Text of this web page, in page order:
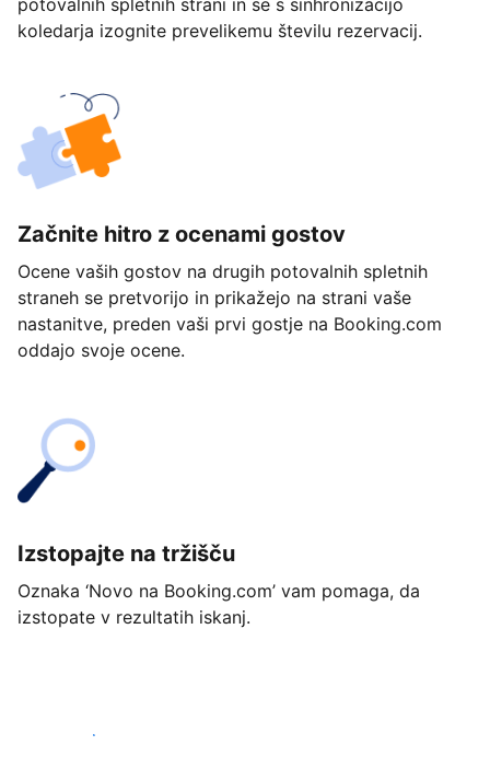
potovalnih spletnih strani in se s sinhronizacijo
koledarja izognite prevelikemu številu rezervacij.
Začnite hitro z ocenami gostov
Ocene vaših gostov na drugih potovalnih spletnih
straneh se pretvorijo in prikažejo na strani vaše
nastanitve, preden vaši prvi gostje na Booking.com
oddajo svoje ocene.
Izstopajte na tržišču
Oznaka ‘Novo na Booking.com’ vam pomaga, da
izstopate v rezultatih iskanj.
Začnite danes